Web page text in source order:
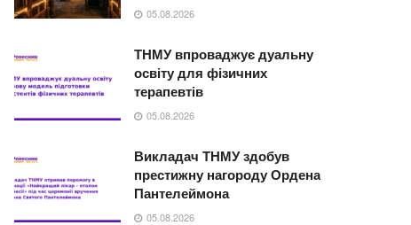
05.08.2026
ТНМУ впроваджує дуальну
освіту для фізичних
терапевтів
05.08.2026
Викладач ТНМУ здобув
престижну нагороду Ордена
Пантелеймона
05.08.2026